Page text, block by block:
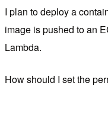
I plan to deploy a
image is pushed to an
Lambda.
How should I set the